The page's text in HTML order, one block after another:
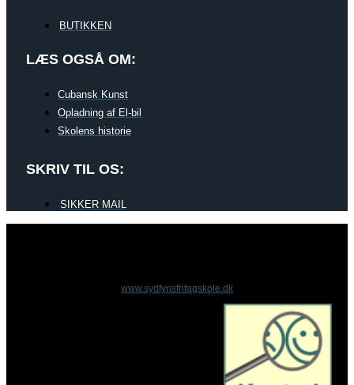
BUTIKKEN
LÆS OGSÅ OM:
Cubansk Kunst
Opladning af El-bil
Skolens historie
SKRIV TIL OS:
SIKKER MAIL
www.sydfynsfrifagskole.dk